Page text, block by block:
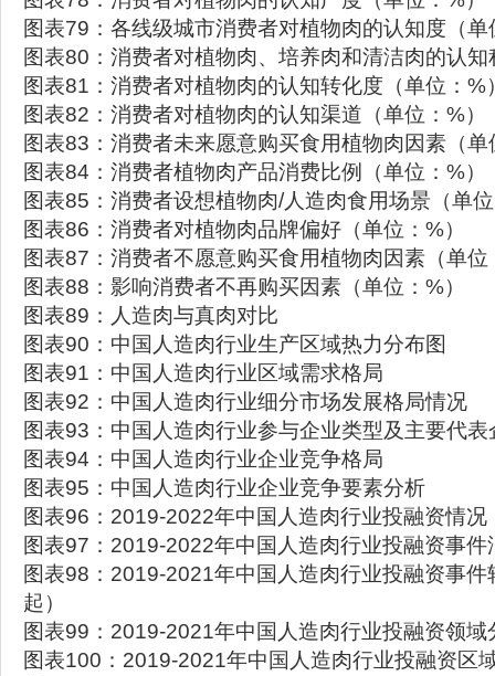
图表79：各线级城市消费者对植物肉的认知度（单
图表80：消费者对植物肉、培养肉和清洁肉的认
图表81：消费者对植物肉的认知转化度（单位：%
图表82：消费者对植物肉的认知渠道（单位：%）
图表83：消费者未来愿意购买食用植物肉因素（单
图表84：消费者植物肉产品消费比例（单位：%）
图表85：消费者设想植物肉/人造肉食用场景（单
图表86：消费者对植物肉品牌偏好（单位：%）
图表87：消费者不愿意购买食用植物肉因素（单位
图表88：影响消费者不再购买因素（单位：%）
图表89：人造肉与真肉对比
图表90：中国人造肉行业生产区域热力分布图
图表91：中国人造肉行业区域需求格局
图表92：中国人造肉行业细分市场发展格局情况
图表93：中国人造肉行业参与企业类型及主要代表
图表94：中国人造肉行业企业竞争格局
图表95：中国人造肉行业企业竞争要素分析
图表96：2019-2022年中国人造肉行业投融资情
图表97：2019-2022年中国人造肉行业投融资事件
图表98：2019-2021年中国人造肉行业投融资事件
起）
图表99：2019-2021年中国人造肉行业投融资领域
图表100：2019-2021年中国人造肉行业投融资区